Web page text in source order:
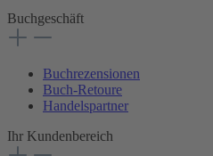
Buchgeschäft
Buchrezensionen
Buch-Retoure
Handelspartner
Ihr Kundenbereich